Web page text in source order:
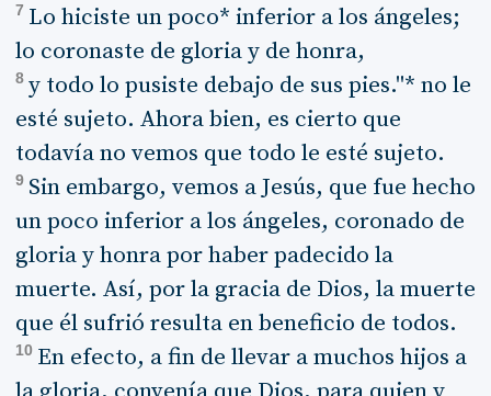
7 Lo hiciste un poco* inferior a los ángeles;
lo coronaste de gloria y de honra,
8 y todo lo pusiste debajo de sus pies."* no le
esté sujeto. Ahora bien, es cierto que
todavía no vemos que todo le esté sujeto.
9 Sin embargo, vemos a Jesús, que fue hecho
un poco inferior a los ángeles, coronado de
gloria y honra por haber padecido la
muerte. Así, por la gracia de Dios, la muerte
que él sufrió resulta en beneficio de todos.
10 En efecto, a fin de llevar a muchos hijos a